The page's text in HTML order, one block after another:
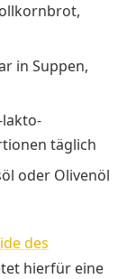
in Suppen,
täglich
oder Olivenöl
des
hierfür eine